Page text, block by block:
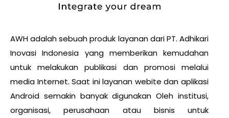
AWH adalah sebuah produk layanan dari PT. Adhikari
Inovasi Indonesia yang memberikan kemudahan
untuk melakukan publikasi dan promosi melalui
media Internet. Saat ini layanan webite dan aplikasi
Android semakin banyak digunakan Oleh institusi,
organisasi, perusahaan atau bisnis untuk